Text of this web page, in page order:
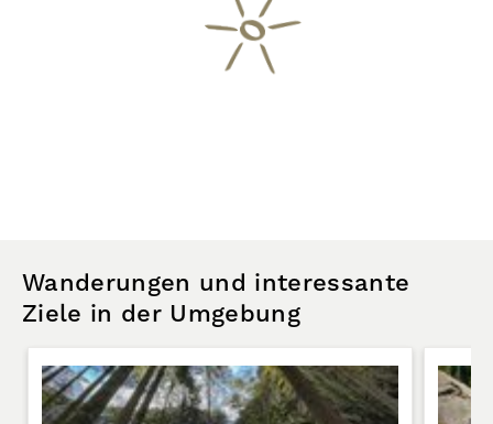
Wanderungen und interessante
Ziele in der Umgebung